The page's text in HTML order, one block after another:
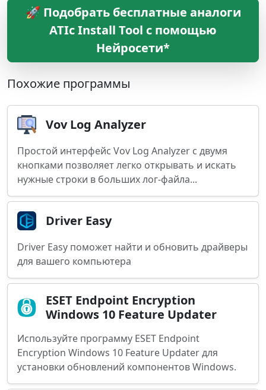
🚀 Подобрать бесплатные аналоги
ATIc Install Tool с помощью
Нейросети*
Похожие программы
Vov Log Analyzer
Простой интерфейс Vov Log Analyzer с двумя
кнопками позволяет легко открывать и искать
нужные строки в больших лог-файла...
Driver Easy
Driver Easy поможет найти и обновить драйверы
для вашего компьютера
ESET Endpoint Encryption
Windows 10 Feature Updater
Используйте программу ESET Endpoint
Encryption Windows 10 Feature Updater для
установки обновлений компонентов Windows.